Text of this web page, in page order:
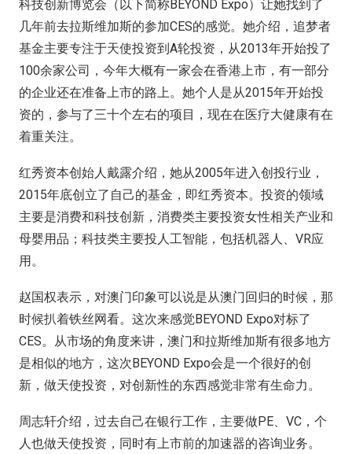
科技创新博览会（以下简称BEYOND Expo）让她找到了
几年前去拉斯维加斯的参加CES的感觉。她介绍，追梦者
基金主要专注于天使投资到A轮投资，从2013年开始投了
100余家公司，今年大概有一家会在香港上市，有一部分
的企业还在准备上市的路上。她个人是从2015年开始投
资的，参与了三十个左右的项目，现在在医疗大健康有在
着重关注。
红秀资本创始人戴露介绍，她从2005年进入创投行业，
2015年底创立了自己的基金，即红秀资本。投资的领域
主要是消费和科技创新，消费类主要投资女性相关产业和
母婴用品；科技类主要投人工智能，包括机器人、VR应
用。
赵国权表示，对澳门印象可以说是从澳门回归的时候，那
时候扒着铁丝网看。这次来感觉BEYOND Expo对标了
CES。从市场的角度来讲，澳门和拉斯维加斯有很多地方
是相似的地方，这次BEYOND Expo会是一个很好的创
新，做天使投资，对创新性的东西感觉非常有生命力。
周志轩介绍，过去自己在银行工作，主要做PE、VC，个
人也做天使投资，同时有上市前的加速器的咨询业务。